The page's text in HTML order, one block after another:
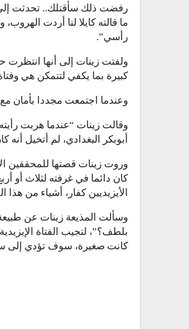
رفضت ذلك سأقتلك.. تحدثت
ما قالته كايلا لنا أردت
رأسي”.
ولفتت زينات إلى أنها
كبيرة بما يكفي لتتمكن هي
وعندما اجتمعت مجددا بأمان
وقالت زينات “عندما هربت
أبوبكر البغدادي، لم أتخيل
وروت زينات قصتها للمحققين
كان دائما في غرفته لثلاث أو
الأيزيديين كفار، أشياء من هذا
وسألت المذيعة زينات عن
بلطف؟”، لتجيب الفتاة
كانت صغيرة، سوف تؤدي إلى